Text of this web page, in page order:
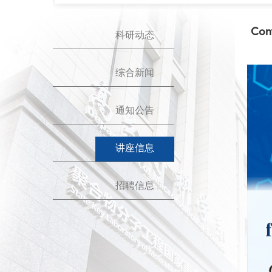
科研动态
综合新闻
通知公告
讲座信息
招聘信息